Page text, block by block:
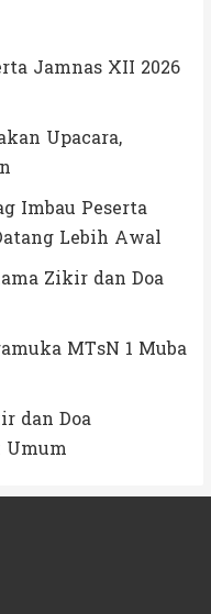
Jamnas XII 2026
Upacara,
Imbau Peserta
Lebih Awal
Zikir dan Doa
MTsN 1 Muba
dan Doa
Umum